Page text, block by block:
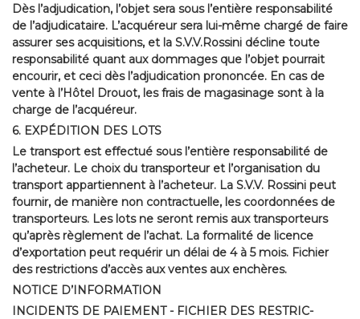
Dès l’adjudication, l’objet sera sous l’entière responsabilité
de l’adjudicataire. L’acquéreur sera lui-même chargé de faire
assurer ses acquisitions, et la S.V.V.Rossini décline toute
responsabilité quant aux dommages que l’objet pourrait
encourir, et ceci dès l’adjudication prononcée. En cas de
vente à l’Hôtel Drouot, les frais de magasinage sont à la
charge de l’acquéreur.
6. EXPÉDITION DES LOTS
Le transport est effectué sous l’entière responsabilité de
l’acheteur. Le choix du transporteur et l’organisation du
transport appartiennent à l’acheteur. La S.V.V. Rossini peut
fournir, de manière non contractuelle, les coordonnées de
transporteurs. Les lots ne seront remis aux transporteurs
qu’après règlement de l’achat. La formalité de licence
d’exportation peut requérir un délai de 4 à 5 mois. Fichier
des restrictions d’accès aux ventes aux enchères.
NOTICE D’INFORMATION
INCIDENTS DE PAIEMENT - FICHIER DES RESTRIC-